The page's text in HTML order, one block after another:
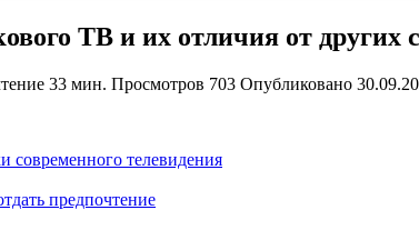
ТВ и их отличия от других
33 мин. Просмотров 703 Опубликовано
современного телевидения
предпочтение